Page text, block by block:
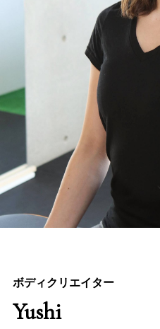
ボディクリエイター
Yushi